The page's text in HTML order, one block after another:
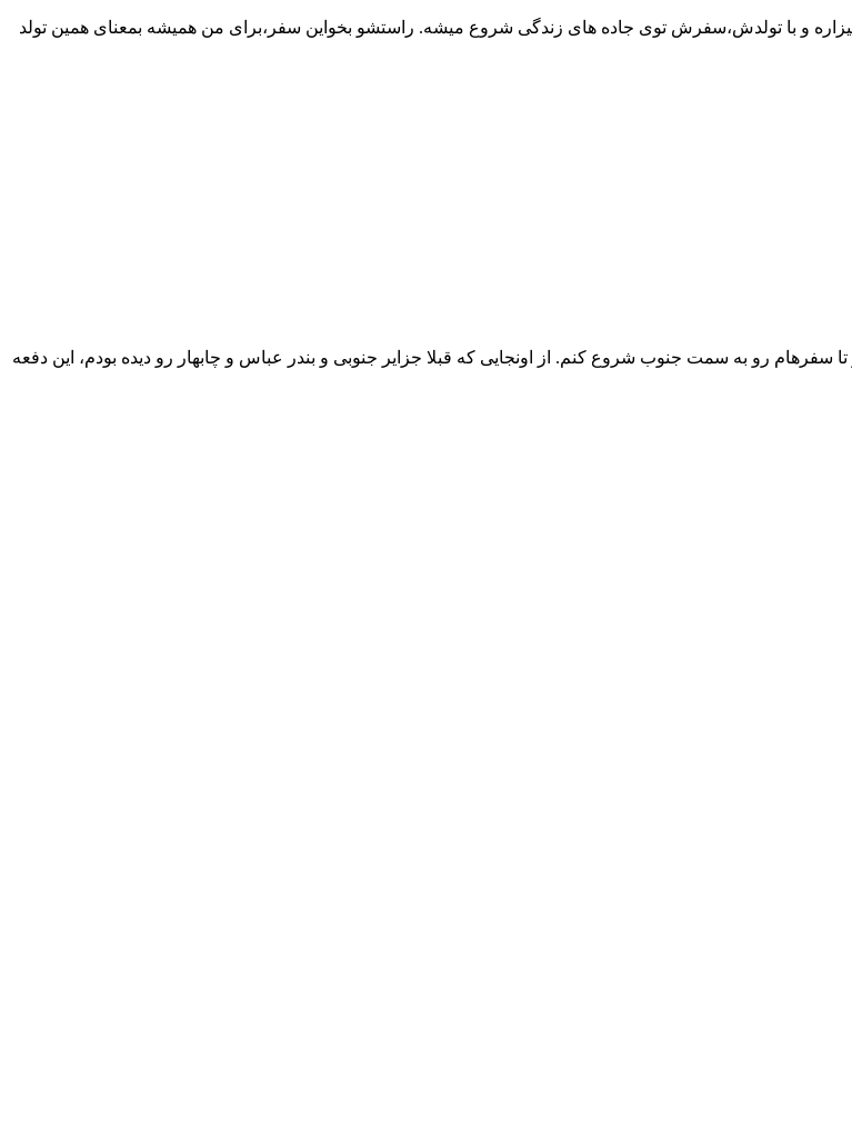
و با تولدش،سفرش توی جاده های زندگی شروع میشه. راستشو بخواین سفر،برای من همیشه بمعنای همین تولد
رو به سمت جنوب شروع کنم. از اونجایی که قبلا جزایر جنوبی و بندر عباس و چابهار رو دیده بودم، این دفعه